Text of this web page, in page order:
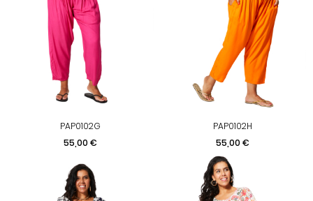
PAP0102G
Preis
55,00 €
PAP0102H
Preis
55,00 €